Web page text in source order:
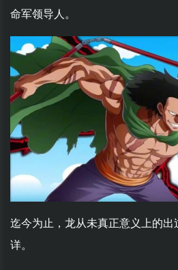
命军领导人。
迄今为止，龙从未真正意义上的
详。